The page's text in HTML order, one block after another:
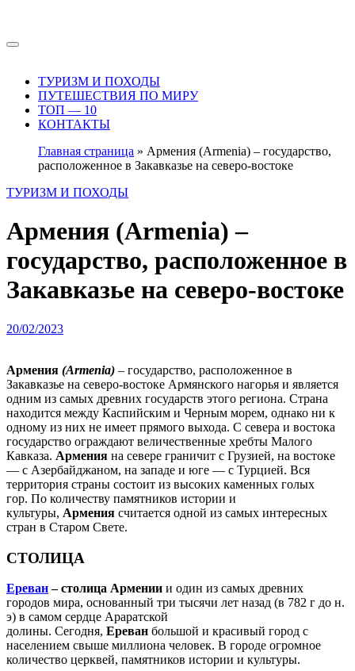
содержимому
ТУРИЗМ И ПОХОДЫ
ПУТЕШЕСТВИЯ ПО МИРУ
ТОП — 10
КОНТАКТЫ
Главная страница » Армения (Armenia) – государство,
расположенное в Закавказье на северо-востоке
ТУРИЗМ И ПОХОДЫ
Армения (Armenia) –
государство, расположенное в
Закавказье на северо-востоке
20/02/2023
Армения (Armenia) – государство, расположенное в
Закавказье на северо-востоке Армянского нагорья и является
одним из самых древних государств этого региона. Страна
находится между Каспийским и Черным морем, однако ни к
одному из них не имеет прямого выхода. С севера и востока
государство ограждают величественные хребты Малого
Кавказа. Армения на севере граничит с Грузией, на востоке
— с Азербайджаном, на западе и юге — с Турцией. Вся
территория страны состоит из высоких каменных голых
гор. По количеству памятников истории и
культуры, Армения считается одной из самых интересных
стран в Старом Свете.
СТОЛИЦА
Ереван– столица Армении и один из самых древних
городов мира, основанный три тысячи лет назад (в 782 г до н.
э) в самом сердце Араратской
долины. Сегодня, Ереван большой и красивый город с
населением свыше миллиона человек. В городе огромное
количество церквей, памятников истории и культуры.